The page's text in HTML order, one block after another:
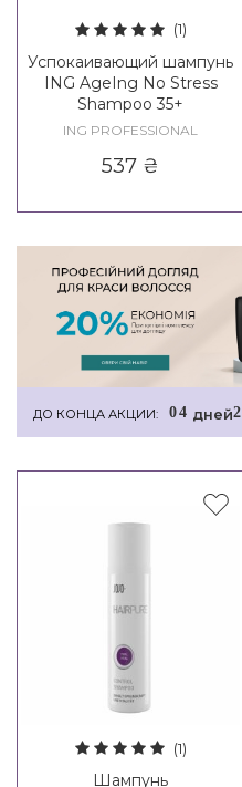
(1)
Успокаивающий шампунь
ING AgeIng No Stress
Shampoo 35+
ING PROFESSIONAL
537 ₴
ДО КОНЦА АКЦИИ: 04 дней2
(1)
Шампунь